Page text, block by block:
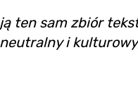
ten sam zbiór
i